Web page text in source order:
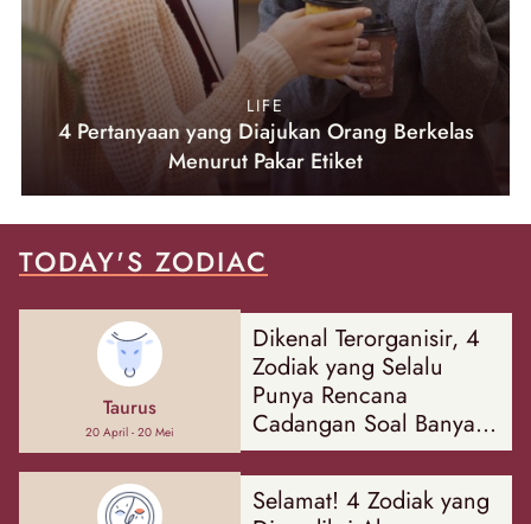
LIFE
4 Pertanyaan yang Diajukan Orang Berkelas
Menurut Pakar Etiket
TODAY'S ZODIAC
Taurus
20 April - 20 Mei
Dikenal Terorganisir, 4
Zodiak yang Selalu
Punya Rencana
Cadangan Soal Banyak
Hal
Selamat! 4 Zodiak yang